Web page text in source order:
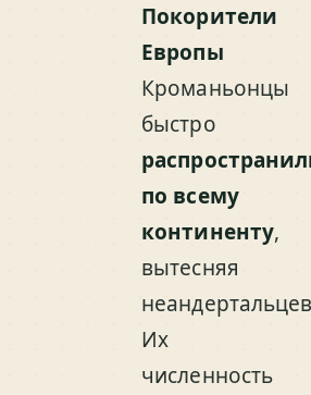
Покорители
Европы
Кроманьонцы
быстро
по всему
континенту,
вытесняя
Их
численность